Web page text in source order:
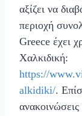
αξίζει να
περιοχή
Greece έχει
Χαλκιδική:
https://
alkidiki/.
ανακοινώσεις